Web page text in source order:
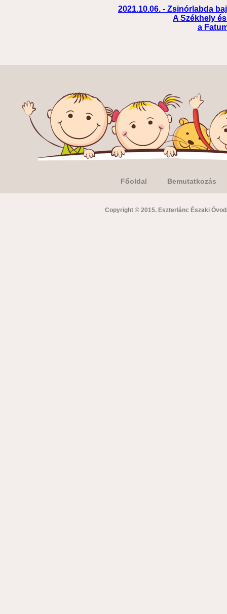
2021.10.06. - Zsinórlabda
A Székhely
a
Főoldal Bemutatkozás
Copyright © 2015. Eszterlánc Északi